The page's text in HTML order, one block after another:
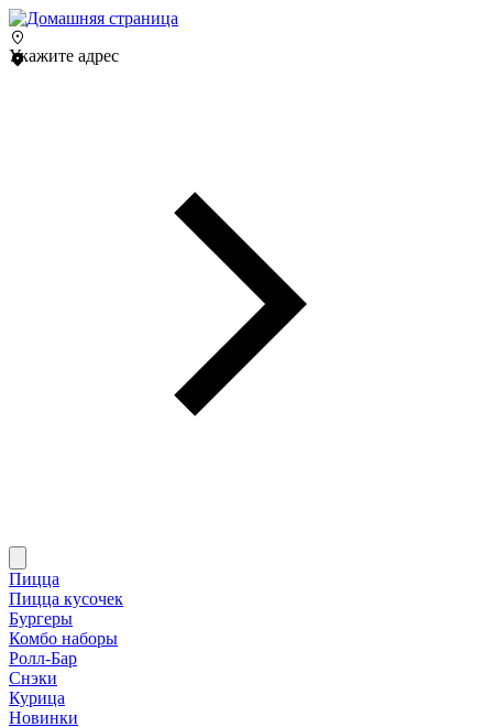
Укажите адрес
Пицца
Пицца кусочек
Бургеры
Комбо наборы
Ролл-Бар
Снэки
Курица
Новинки